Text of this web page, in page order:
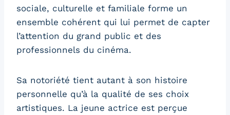
sociale, culturelle et familiale forme un
ensemble cohérent qui lui permet de capter
l’attention du grand public et des
professionnels du cinéma.
Sa notoriété tient autant à son histoire
personnelle qu’à la qualité de ses choix
artistiques. La jeune actrice est perçue